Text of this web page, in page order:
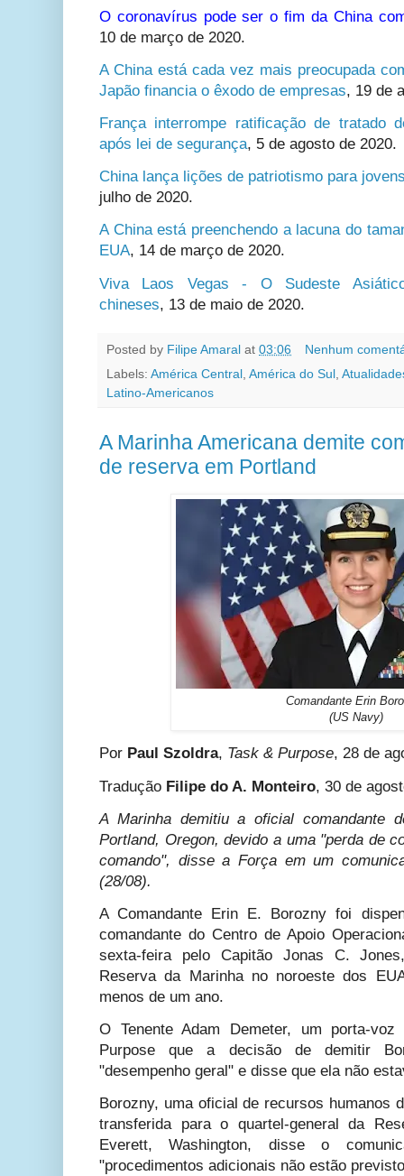
O coronavírus pode ser o fim da China
10 de março de 2020.
A China está cada vez mais preocupada
Japão financia o êxodo de empresas, 19 de
França interrompe ratificação de tratado
após lei de segurança, 5 de agosto de 2020.
China lança lições de patriotismo para
julho de 2020.
A China está preenchendo a lacuna do
EUA, 14 de março de 2020.
Viva Laos Vegas - O Sudeste
chineses, 13 de maio de 2020.
Posted by Filipe Amaral at 03:06
Nenhum
Labels: América Central , América do Sul ,
Latino-Americanos
A Marinha Americana demite
de reserva em Portland
Comandante Erin
(US Navy)
Por Paul Szoldra, Task & Purpose, 28 de
Tradução Filipe do A. Monteiro, 30 de
A Marinha demitiu a oficial comandante
Portland, Oregon, devido a uma "perda de
comando", disse a Força em um
(28/08).
A Comandante Erin E. Borozny foi
comandante do Centro de Apoio
sexta-feira pelo Capitão Jonas C.
Reserva da Marinha no noroeste dos
menos de um ano.
O Tenente Adam Demeter, um porta-
Purpose que a decisão de demitir
"desempenho geral" e disse que ela não
Borozny, uma oficial de recursos humanos
transferida para o quartel-general da
Everett, Washington, disse o
"procedimentos adicionais não estão